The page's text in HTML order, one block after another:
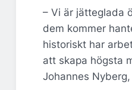
– Vi är jätteglada
dem kommer
historiskt har
att skapa högsta
Johannes